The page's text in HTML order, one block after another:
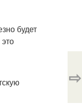
будет
⇨